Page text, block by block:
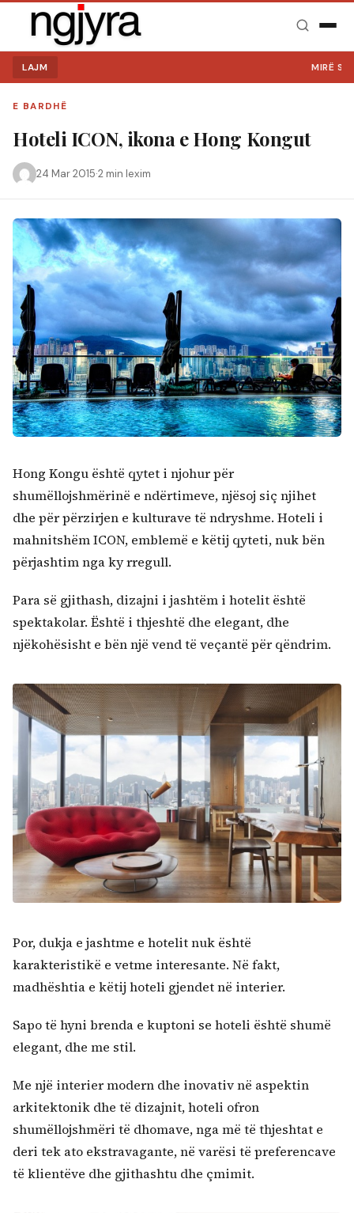
Kërko:
LAJM MIRË SE VINI
E BARDHË
Hoteli ICON, ikona e Hong Kongut
24 Mar 2015·2 min lexim
Hong Kongu është qytet i njohur për
shumëllojshmërinë e ndërtimeve, njësoj siç njihet
dhe për përzirjen e kulturave të ndryshme. Hoteli i
mahnitshëm ICON, emblemë e këtij qyteti, nuk bën
përjashtim nga ky rregull.
Para së gjithash, dizajni i jashtëm i hotelit është
spektakolar. Është i thjeshtë dhe elegant, dhe
njëkohësisht e bën një vend të veçantë për qëndrim.
Por, dukja e jashtme e hotelit nuk është
karakteristikë e vetme interesante. Në fakt,
madhështia e këtij hoteli gjendet në interier.
Sapo të hyni brenda e kuptoni se hoteli është shumë
elegant, dhe me stil.
Me një interier modern dhe inovativ në aspektin
arkitektonik dhe të dizajnit, hoteli ofron
shumëllojshmëri të dhomave, nga më të thjeshtat e
deri tek ato ekstravagante, në varësi të preferencave
të klientëve dhe gjithashtu dhe çmimit.